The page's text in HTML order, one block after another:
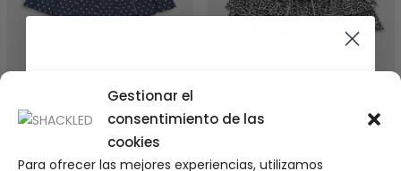
Gestionar el
consentimiento de las
cookies
Para ofrecer las mejores experiencias, utilizamos
Polka Dots Buckle Skirt
Only for the coolest